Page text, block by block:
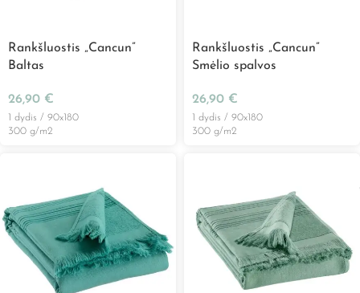
Rankšluostis „Cancun”
Baltas
26,90 €
1 dydis / 90x180
300 g/m2
Rankšluostis „Cancun”
Smėlio spalvos
26,90 €
1 dydis / 90x180
300 g/m2